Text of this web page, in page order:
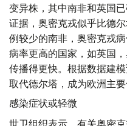
变异株，其中南非和英国
证据，奥密克戎似乎比德
例较少的南非，奥密克戎
病率更高的国家，如英国
传播得更快。根据数据建
取代德尔塔，成为欧洲主
感染症状或轻微